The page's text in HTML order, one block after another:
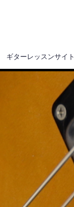
ギターレッスンサイト